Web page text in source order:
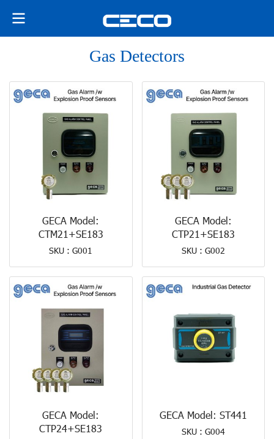
Gas Detectors
GECA Model:
CTM21+SE183
SKU : G001
GECA Model:
CTP21+SE183
SKU : G002
GECA Model:
CTP24+SE183
GECA Model: ST441
SKU : G004